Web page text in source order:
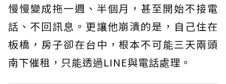
慢慢變成拖一週、半個月，甚至開始不接電
話、不回訊息。更讓他崩潰的是，自己住在
板橋，房子卻在台中，根本不可能三天兩頭
南下催租，只能透過LINE與電話處理。